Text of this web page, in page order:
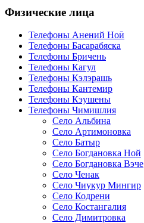
Физические лица
Телефоны Анений Ноӣ
Телефоны Басарабяска
Телефоны Бричень
Телефоны Кагул
Телефоны Кэлэрашь
Телефоны Кантемир
Телефоны Кэушены
Телефоны Чимишлия
Село Альбина
Село Артимоновка
Село Батыр
Село Богдановка Ной
Село Богдановка Вэче
Село Ченак
Село Чиукур Мингир
Село Кодрени
Село Костангалия
Село Димитровка